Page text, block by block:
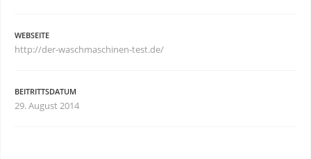
WEBSEITE
http://der-waschmaschinen-test.de/
BEITRITTSDATUM
29. August 2014